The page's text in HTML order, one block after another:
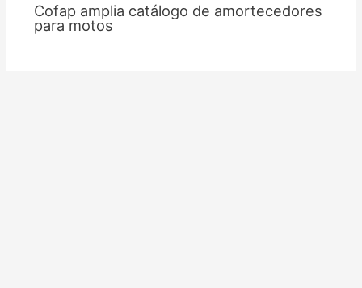
Cofap amplia catálogo de amortecedores
para motos